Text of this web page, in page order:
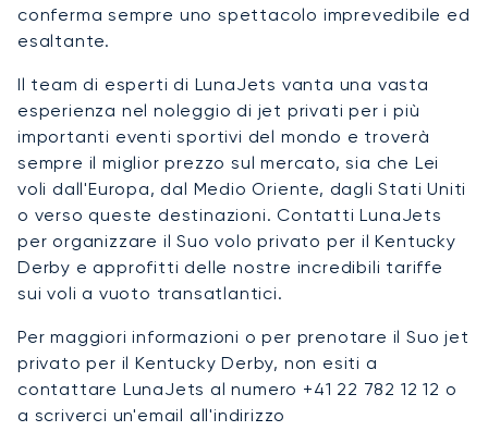
conferma sempre uno spettacolo imprevedibile ed
esaltante.
Il team di esperti di LunaJets vanta una vasta
esperienza nel noleggio di jet privati per i più
importanti eventi sportivi del mondo e troverà
sempre il miglior prezzo sul mercato, sia che Lei
voli dall'Europa, dal Medio Oriente, dagli Stati Uniti
o verso queste destinazioni. Contatti LunaJets
per organizzare il Suo volo privato per il Kentucky
Derby e approfitti delle nostre incredibili tariffe
sui voli a vuoto transatlantici.
Per maggiori informazioni o per prenotare il Suo jet
privato per il Kentucky Derby, non esiti a
contattare LunaJets al numero +41 22 782 12 12 o
a scriverci un'email all'indirizzo